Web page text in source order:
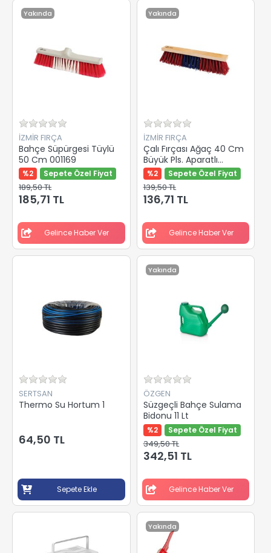
Yakında
İZMİR FIRÇA
Bahçe Süpürgesi Tüylü
50 Cm 001169
%2 Sepete Özel Fiyat
189,50 TL
185,71 TL
Gelince Haber Ver
Yakında
İZMİR FIRÇA
Çalı Fırçası Ağaç 40 Cm
Büyük Pls. Aparatlı
001060
%2 Sepete Özel Fiyat
139,50 TL
136,71 TL
Gelince Haber Ver
SERTSAN
Thermo Su Hortum 1
64,50 TL
Sepete Ekle
Yakında
ÖZGEN
Süzgeçli Bahçe Sulama
Bidonu 11 Lt
%2 Sepete Özel Fiyat
349,50 TL
342,51 TL
Gelince Haber Ver
Yakında